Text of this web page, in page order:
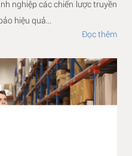
nghiệp các chiến lược truyền
hiệu quả...
Đọc thêm